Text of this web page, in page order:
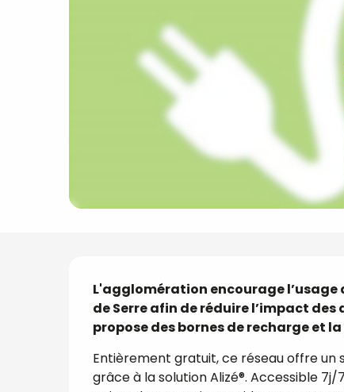
Description
L'agglomération encourage l’usage
de Serre afin de réduire l’impact
propose des bornes de recharge et
Entièrement gratuit, ce réseau offre
grâce à la solution Alizé®. Accessible